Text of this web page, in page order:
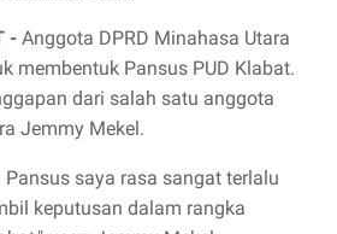
- Anggota DPRD Minahasa Utara
membentuk Pansus PUD Klabat.
dari salah satu anggota
Jemmy Mekel.
saya rasa sangat terlalu
keputusan dalam rangka